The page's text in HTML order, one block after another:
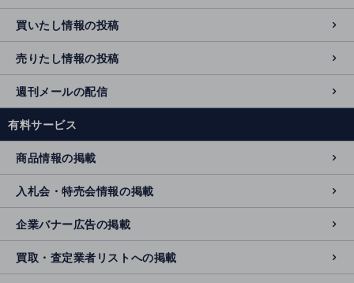
買いたし情報の投稿
売りたし情報の投稿
週刊メールの配信
有料サービス
商品情報の掲載
入札会・特売会情報の掲載
企業バナー広告の掲載
買取・査定業者リストへの掲載